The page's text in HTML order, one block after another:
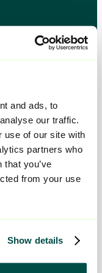
and ads, to
our traffic.
use of our site with
partners who
you’ve
from your use
Show details